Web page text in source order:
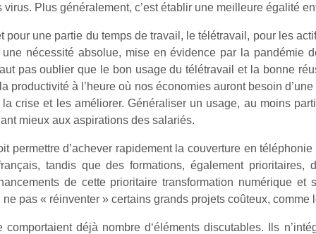
Plus généralement, c’est établir une meilleure égalité
pour une partie du temps de travail, le télétravail, pour les
nécessité absolue, mise en évidence par la pandémie
pas oublier que le bon usage du télétravail et la bonne
productivité à l’heure où nos économies auront besoin
crise et les améliorer. Généraliser un usage, au moins
mieux aux aspirations des salariés.
permettre d’achever rapidement la couverture en
tandis que des formations, également prioritaires,
de cette prioritaire transformation numérique
pas « réinventer » certains grands projets coûteux, comme
déjà nombre d‘éléments discutables. Ils